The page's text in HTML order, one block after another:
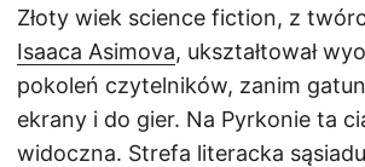
Złoty wiek science fiction, z
Isaaca Asimova, ukształtował
pokoleń czytelników, zanim
ekrany i do gier. Na Pyrkonie ta
widoczna. Strefa literacka